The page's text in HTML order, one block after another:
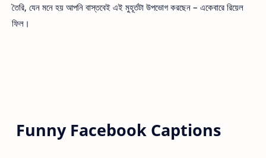
তৈরি, যেন মনে হয় আপনি বাস্তবেই এই মুহূর্তটা উপভোগ করছেন – একেবারে রিয়েল
ফিল।
Funny Facebook Captions